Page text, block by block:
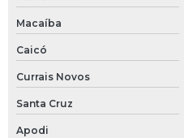
Macaíba
Caicó
Currais Novos
Santa Cruz
Apodi